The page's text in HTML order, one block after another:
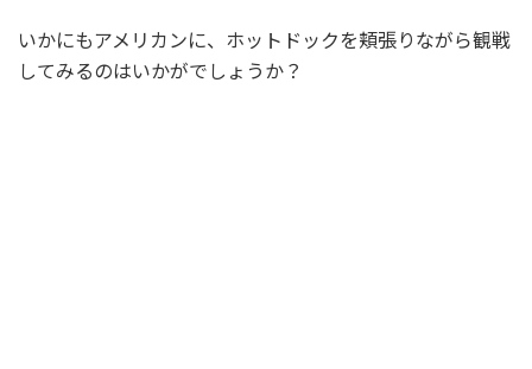
いかにもアメリカンに、ホットドックを頬張りながら観戦
してみるのはいかがでしょうか？